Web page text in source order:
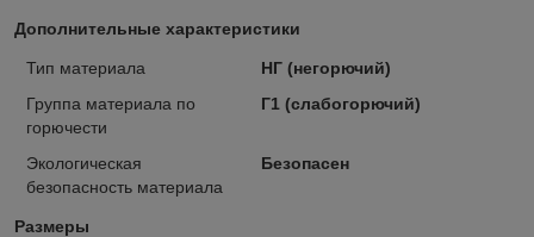
Дополнительные характеристики
Тип материала
НГ (негорючий)
Группа материала по
горючести
Г1 (слабогорючий)
Экологическая
безопасность материала
Безопасен
Размеры